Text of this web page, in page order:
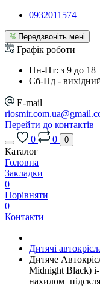
0932011574
Передзвоніть мені
Графік роботи
Пн-Пт: з 9 до 18
Сб-Нд -
E-mail
Перейти до контактів
0
0 0
Каталог
Головна
Закладки
0
Порівняти
0
Контакти
Дитячі
Дитяче
Midnight Black)